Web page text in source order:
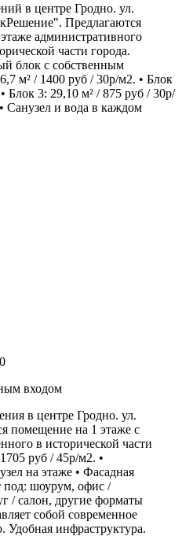
в центре Гродно. ул.
Предлагаются
административного
части города.
блок с собственным
м² / 1400 руб / 30р/м2. • Блок
Блок 3: 29,10 м² / 875 руб / 30р/
Санузел и вода в каждом
входом
в центре Гродно. ул.
помещение на 1 этаже с
в исторической части
руб / 45р/м2. •
на этаже • Фасадная
под: шоурум, офис /
/ салон, другие форматы
собой современное
Удобная инфраструктура.